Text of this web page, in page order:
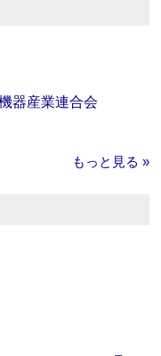
器産業連合会
もっと見る »